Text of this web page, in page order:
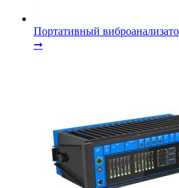
Портативный
➞